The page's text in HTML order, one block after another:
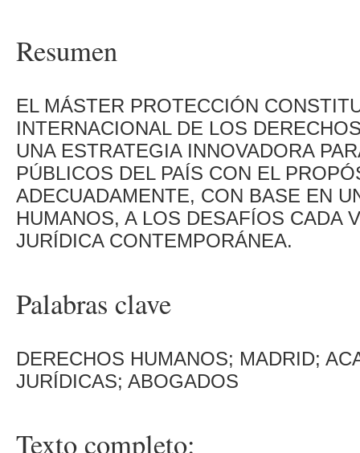
Resumen
EL MÁSTER PROTECCIÓN
INTERNACIONAL DE LOS
UNA ESTRATEGIA INNOVADORA
PÚBLICOS DEL PAÍS CON EL
ADECUADAMENTE, CON BASE EN
HUMANOS, A LOS DESAFÍOS CADA
JURÍDICA CONTEMPORÁNEA.
Palabras clave
DERECHOS HUMANOS; MADRID;
JURÍDICAS; ABOGADOS
Texto completo: